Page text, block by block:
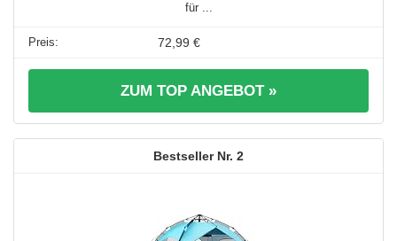
für ...
72,99 €
ZUM TOP ANGEBOT »
2